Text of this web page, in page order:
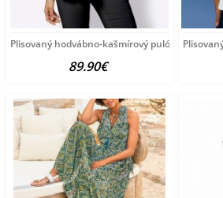
Plisovaný hodvábno-kašmírový pulóver
89.90€